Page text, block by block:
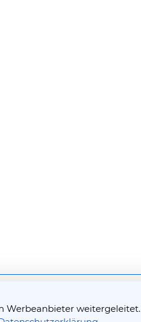
Werbeanbieter weitergeleitet.